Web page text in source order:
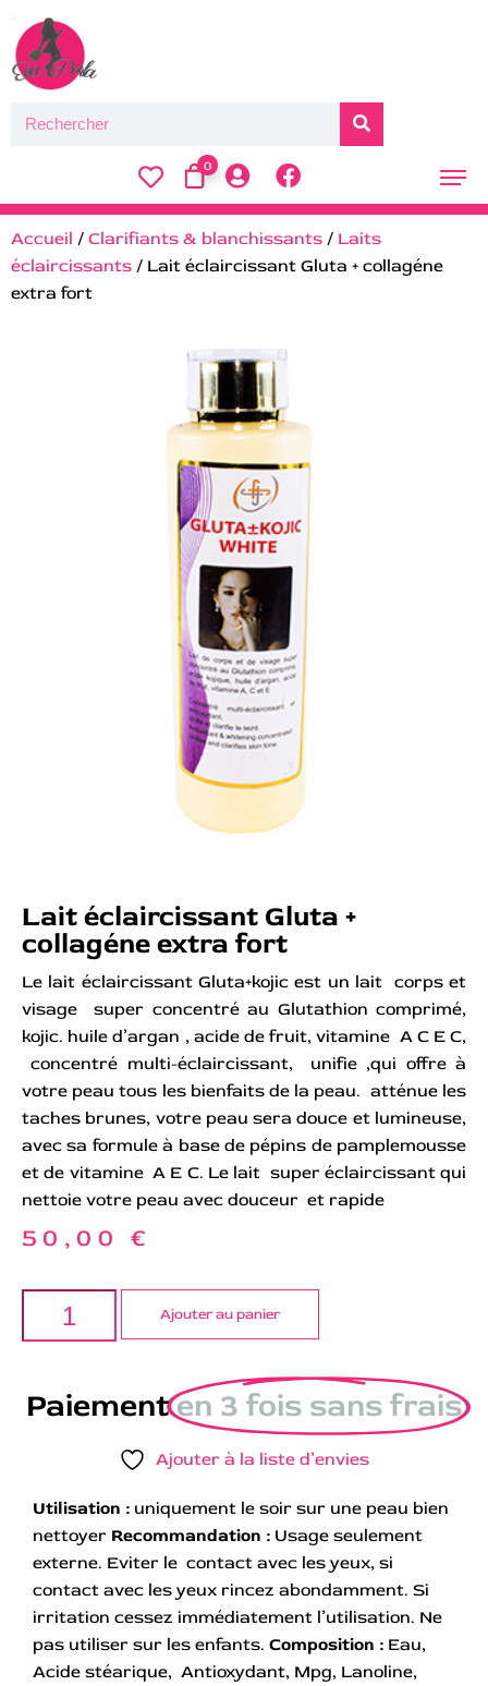
0
Accueil / Clarifiants & blanchissants / Laits
éclaircissants / Lait éclaircissant Gluta + collagéne
extra fort
Lait éclaircissant Gluta +
collagéne extra fort
Le lait éclaircissant Gluta+kojic est un lait corps et
visage super concentré au Glutathion comprimé,
kojic. huile d’argan , acide de fruit, vitamine A C E C,
concentré multi-éclaircissant, unifie ,qui offre à
votre peau tous les bienfaits de la peau. atténue les
taches brunes, votre peau sera douce et lumineuse,
avec sa formule à base de pépins de pamplemousse
et de vitamine A E C. Le lait super éclaircissant qui
nettoie votre peau avec douceur et rapide
50,00 €
Ajouter au panier
Paiementen 3 fois sans frais
Ajouter à la liste d’envies
Utilisation : uniquement le soir sur une peau bien
nettoyer Recommandation : Usage seulement
externe. Eviter le contact avec les yeux, si
contact avec les yeux rincez abondamment. Si
irritation cessez immédiatement l’utilisation. Ne
pas utiliser sur les enfants. Composition : Eau,
Acide stéarique, Antioxydant, Mpg, Lanoline,